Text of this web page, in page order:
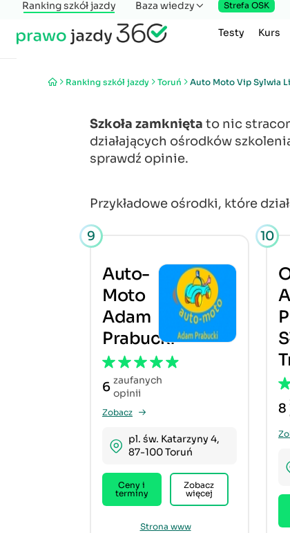
Testy Kurs
Ranking szkół jazdy Baza wiedzy Strefa OSK
Ranking szkół jazdy Toruń Auto Moto Vip Sylwia
Szkoła zamknięta to nic
działających ośrodków
sprawdź opinie.
Przykładowe ośrodki, które
9
Auto-
Moto
Adam
Prabucki
6 zaufanych
opinii
Zobacz
pl. św. Katarzyny 4,
87-100 Toruń
Ceny i
terminy
Zobacz
więcej
Strona www
10
8